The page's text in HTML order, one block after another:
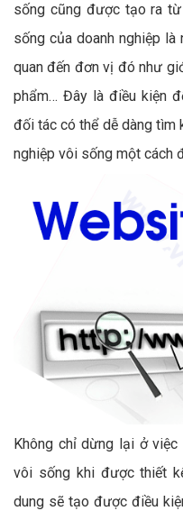
sống cũng được tạo ra
sống của doanh nghiệp
quan đến đơn vị đó như
phẩm… Đây là điều kiện
đối tác có thể dễ dàng tìm
nghiệp vôi sống một cách
Không chỉ dừng lại ở
vôi sống khi được thiết
dung sẽ tạo được điều